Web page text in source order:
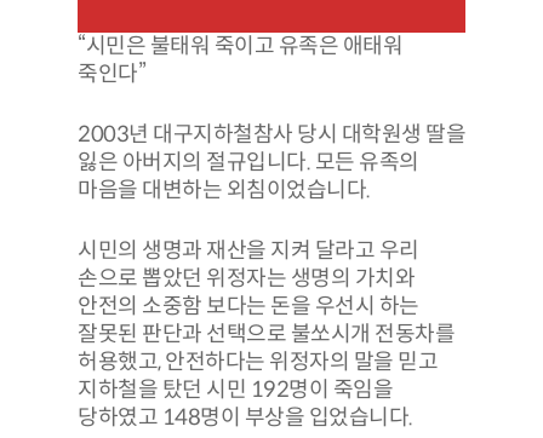
“시민은 불태워 죽이고 유족은 애태워
죽인다”
2003년 대구지하철참사 당시 대학원생 딸을
잃은 아버지의 절규입니다. 모든 유족의
마음을 대변하는 외침이었습니다.
시민의 생명과 재산을 지켜 달라고 우리
손으로 뽑았던 위정자는 생명의 가치와
안전의 소중함 보다는 돈을 우선시 하는
잘못된 판단과 선택으로 불쏘시개 전동차를
허용했고, 안전하다는 위정자의 말을 믿고
지하철을 탔던 시민 192명이 죽임을
당하였고 148명이 부상을 입었습니다.